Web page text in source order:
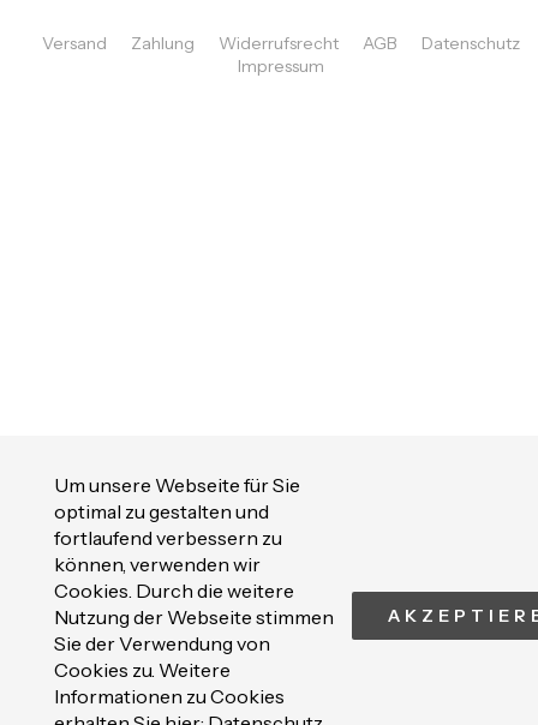
Um unsere Webseite für Sie
optimal zu gestalten und
fortlaufend verbessern zu
können, verwenden wir
Cookies. Durch die weitere
Nutzung der Webseite stimmen
Sie der Verwendung von
Cookies zu. Weitere
Informationen zu Cookies
Versand Zahlung Widerrufsrecht AGB
Datenschutz
Impressum